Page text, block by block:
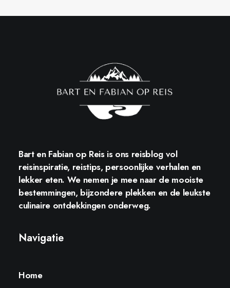
Bart en Fabian op Reisis ons reisblog vol
reisinspiratie, reistips, persoonlijke verhalen en
lekker eten. We nemen je mee naar de mooiste
bestemmingen, bijzondere plekken en de leukste
culinaire ontdekkingen onderweg.
Navigatie
Home